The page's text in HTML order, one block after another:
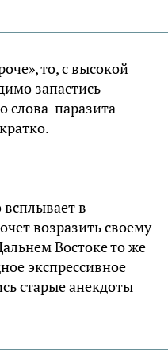
то, с высокой
запастись
слова-паразита
всплывает в
возразить своему
Востоке то же
экспрессивное
старые анекдоты